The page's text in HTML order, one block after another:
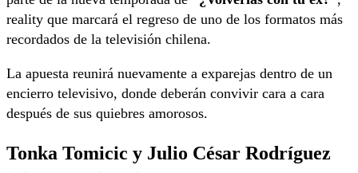
reality que marcará el regreso de uno de los formatos más
recordados de la televisión chilena.
La apuesta reunirá nuevamente a exparejas dentro de un
encierro televisivo, donde deberán convivir cara a cara
después de sus quiebres amorosos.
Tonka Tomicic y Julio César Rodríguez